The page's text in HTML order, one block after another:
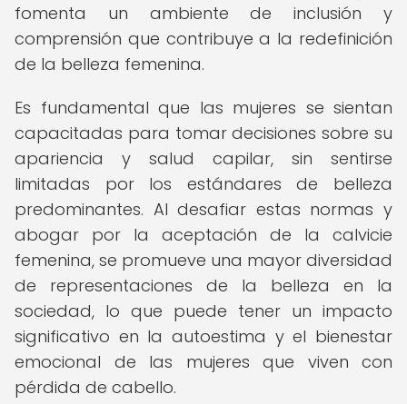
fomenta un ambiente de inclusión y
comprensión que contribuye a la redefinición
de la belleza femenina.
Es fundamental que las mujeres se sientan
capacitadas para tomar decisiones sobre su
apariencia y salud capilar, sin sentirse
limitadas por los estándares de belleza
predominantes. Al desafiar estas normas y
abogar por la aceptación de la calvicie
femenina, se promueve una mayor diversidad
de representaciones de la belleza en la
sociedad, lo que puede tener un impacto
significativo en la autoestima y el bienestar
emocional de las mujeres que viven con
pérdida de cabello.